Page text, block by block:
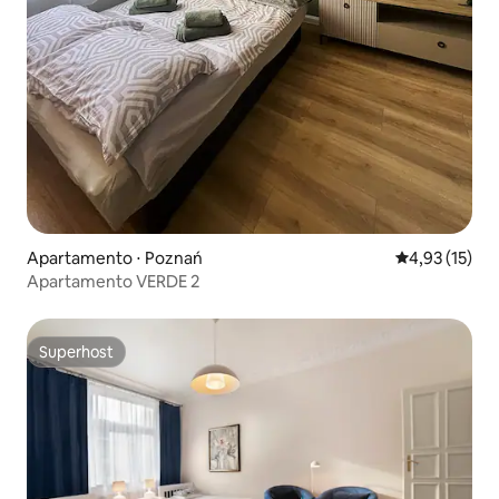
Apartamento ⋅ Poznań 4,93 de uma
4,93 (15)
Apartamento VERDE 2
Superhost
Superhost